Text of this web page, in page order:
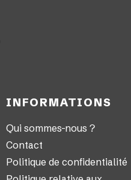
INFORMATIONS
Qui sommes-nous ?
Contact
Politique de confidentialité